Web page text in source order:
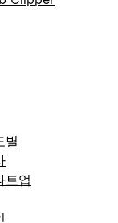
별
트업